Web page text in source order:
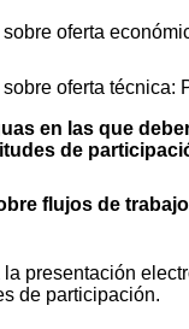
oferta
oferta técnica:
en las que
de
flujos de
la presentación
de participación.